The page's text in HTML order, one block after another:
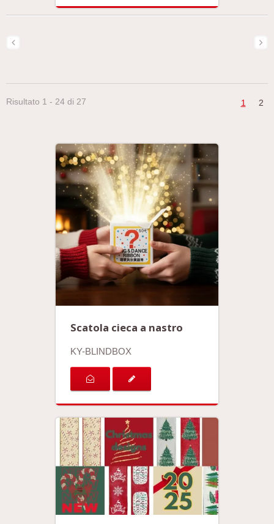
Risultato 1 - 24 di 27 1 2
Scatola cieca a nastro
KY-BLINDBOX